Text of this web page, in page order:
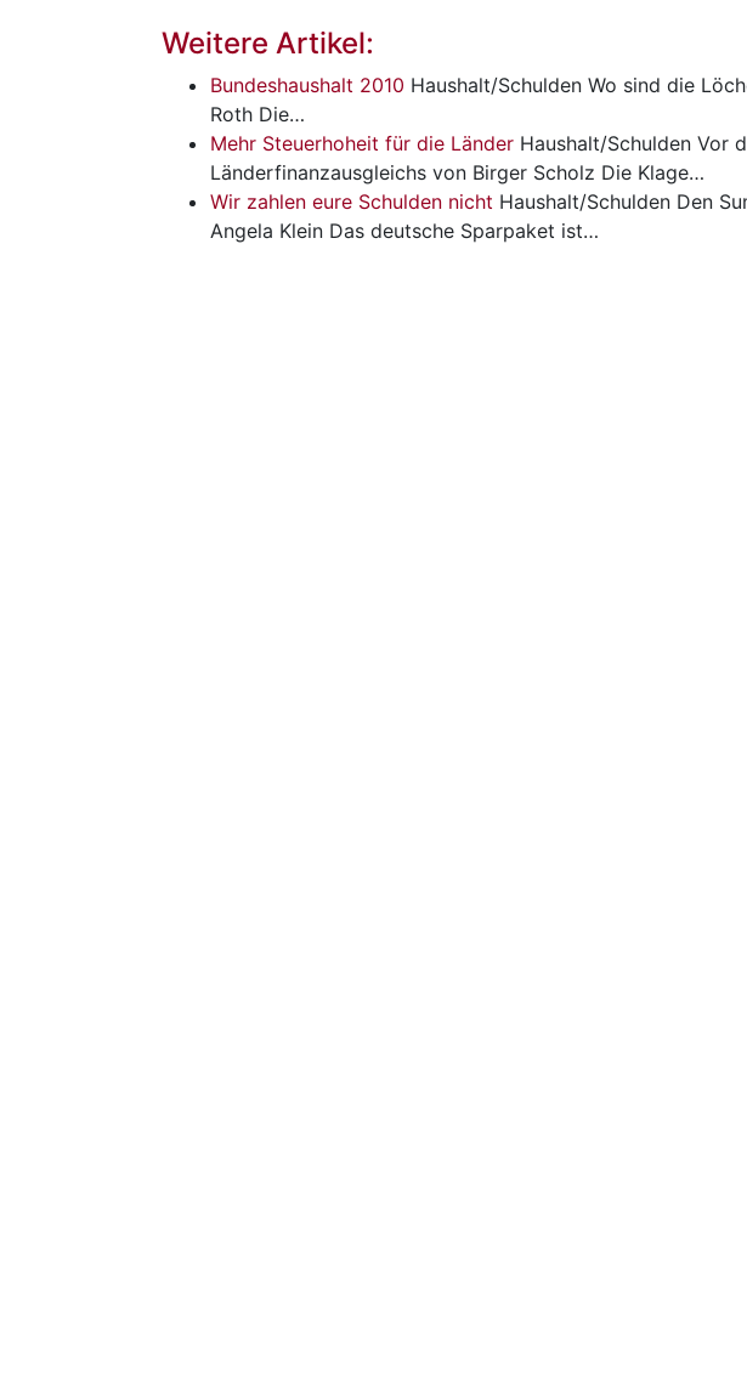
Weitere Artikel:
Bundeshaushalt 2010 Haushalt/Schulden Wo sind die
Roth Die…
Mehr Steuerhoheit für die Länder Haushalt/Schulden Vor
Länderfinanzausgleichs von Birger Scholz Die Klage…
Wir zahlen eure Schulden nicht Haushalt/Schulden Den
Angela Klein Das deutsche Sparpaket ist…